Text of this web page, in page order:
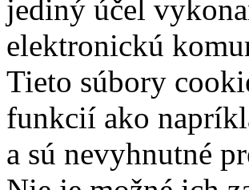
jediný účel
elektronickú
Tieto súbory
funkcií ako
a sú nevyhnutné